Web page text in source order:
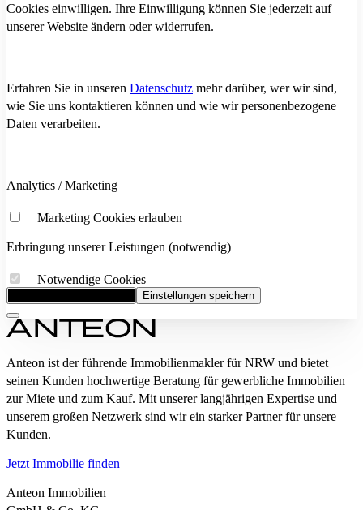
Cookies einwilligen. Ihre Einwilligung können Sie jederzeit auf
unserer Website ändern oder widerrufen.
Erfahren Sie in unseren Datenschutz mehr darüber, wer wir sind,
wie Sie uns kontaktieren können und wie wir personenbezogene
Daten verarbeiten.
Analytics / Marketing
Marketing Cookies erlauben
Erbringung unserer Leistungen (notwendig)
Notwendige Cookies
Einstellungen speichern
Anteon ist der führende Immobilienmakler für NRW und bietet
seinen Kunden hochwertige Beratung für gewerbliche Immobilien
zur Miete und zum Kauf. Mit unserer langjährigen Expertise und
unserem großen Netzwerk sind wir ein starker Partner für unsere
Kunden.
Jetzt Immobilie finden
Anteon Immobilien